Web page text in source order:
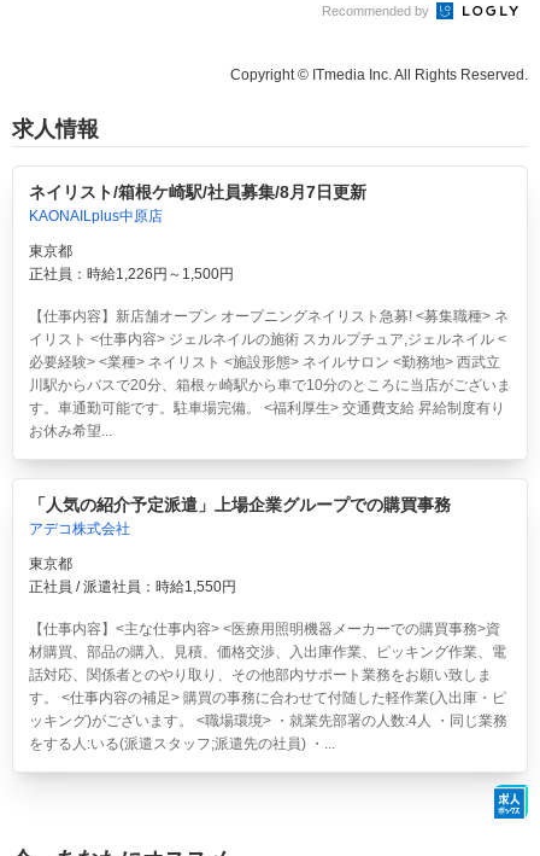
Recommended by
Copyright © ITmedia Inc. All Rights Reserved.
求人情報
ネイリスト/箱根ケ崎駅/社員募集/8月7日更新
KAONAILplus中原店
東京都
正社員：時給1,226円～1,500円
【仕事内容】新店舗オープン オープニングネイリスト急募! <募集職種> ネ
イリスト <仕事内容> ジェルネイルの施術 スカルプチュア,ジェルネイル <
必要経験> <業種> ネイリスト <施設形態> ネイルサロン <勤務地> 西武立
川駅からバスで20分、箱根ヶ崎駅から車で10分のところに当店がございま
す。車通勤可能です。駐車場完備。 <福利厚生> 交通費支給 昇給制度有り
お休み希望...
「人気の紹介予定派遣」上場企業グループでの購買事務
アデコ株式会社
東京都
正社員 / 派遣社員：時給1,550円
【仕事内容】<主な仕事内容> <医療用照明機器メーカーでの購買事務>資
材購買、部品の購入、見積、価格交渉、入出庫作業、ピッキング作業、電
話対応、関係者とのやり取り、その他部内サポート業務をお願い致しま
す。 <仕事内容の補足> 購買の事務に合わせて付随した軽作業(入出庫・ピ
ッキング)がございます。 <職場環境> ・就業先部署の人数:4人 ・同じ業務
をする人:いる(派遣スタッフ;派遣先の社員) ・...